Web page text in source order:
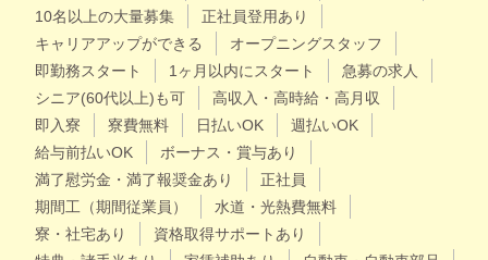
10名以上の大量募集
正社員登用あり
キャリアアップができる
オープニングスタッフ
即勤務スタート
1ヶ月以内にスタート
急募の求人
シニア(60代以上)も可
高収入・高時給・高月収
即入寮
寮費無料 日払いOK
週払いOK
給与前払いOK
ボーナス・賞与あり
満了慰労金・満了報奨金あり
正社員
期間工（期間従業員）
水道・光熱費無料
寮・社宅あり
資格取得サポートあり